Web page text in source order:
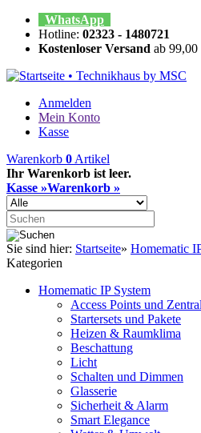
WhatsApp
Hotline: 02323 - 1480721
Kostenloser Versand ab
Anmelden
Mein Konto
Kasse
Warenkorb 0 Artikel
Ihr Warenkorb ist leer.
Kasse »Warenkorb »
Sie sind hier: Startseite» Homematic
Kategorien
Homematic IP System
Access Points und
Startersets und Pakete
Heizen & Raumklima
Beschattung
Licht
Schalten und Dimmen
Glasserie
Sicherheit & Alarm
Smart Elegance